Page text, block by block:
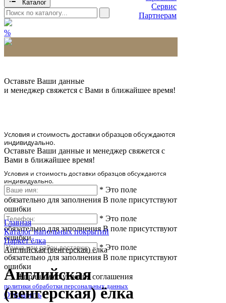
Сервис
Партнерам
Каталог
%
Оставьте Ваши данные
и менеджер свяжется с Вами в ближайшее время!
Условия и стоимость доставки образцов обсуждаются
индивидуально.
Оставьте Ваши данные и менеджер свяжется с
Вами в ближайшее время!
Условия и стоимость доставки образцов обсуждаются
индивидуально.
* Это поле
обязательно для заполнения В поле присутствуют
ошибки
* Это поле
обязательно для заполнения В поле присутствуют
ошибки
* Это поле
обязательно для заполнения В поле присутствуют
ошибки
Я принимаю условия соглашения
политики обработки персональных данных
Отправить
Главная
Каталог напольных покрытий
Паркет ёлка
Английская (венгерская) ёлка
Английская
(венгерская) ёлка